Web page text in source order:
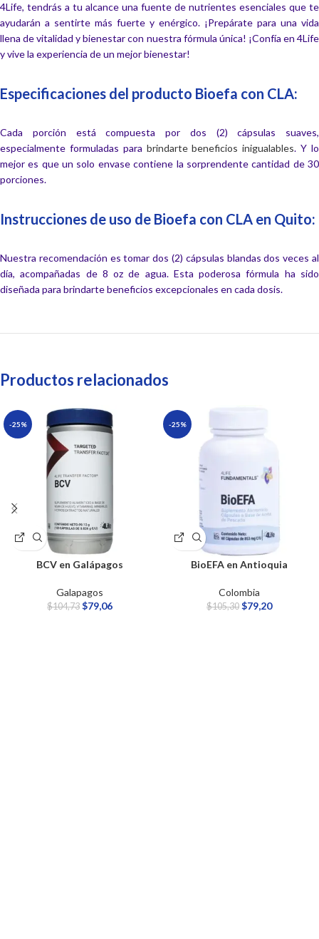
4Life, tendrás a tu alcance una fuente de nutrientes esenciales que te
ayudarán a sentirte más fuerte y enérgico. ¡Prepárate para una vida
llena de vitalidad y bienestar con nuestra fórmula única! ¡Confía en 4Life
y vive la experiencia de un mejor bienestar!
Especificaciones del producto Bioefa con CLA:
Cada porción está compuesta por dos (2) cápsulas suaves,
especialmente formuladas para brindarte beneficios inigualables. Y lo
mejor es que un solo envase contiene la sorprendente cantidad de 30
porciones.
Instrucciones de uso de Bioefa con CLA en Quito:
Nuestra recomendación es tomar dos (2) cápsulas blandas dos veces al
día, acompañadas de 8 oz de agua. Esta poderosa fórmula ha sido
diseñada para brindarte beneficios excepcionales en cada dosis.
Productos relacionados
-25%
BCV en Galápagos
Galapagos
$104,73 $79,06
-25%
BioEFA en Antioquia
Colombia
$105,30 $79,20